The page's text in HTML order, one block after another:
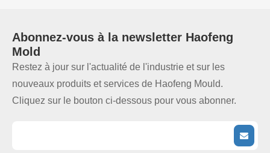
Abonnez-vous à la newsletter Haofeng
Mold
Restez à jour sur l'actualité de l'industrie et sur les
nouveaux produits et services de Haofeng Mould.
Cliquez sur le bouton ci-dessous pour vous abonner.